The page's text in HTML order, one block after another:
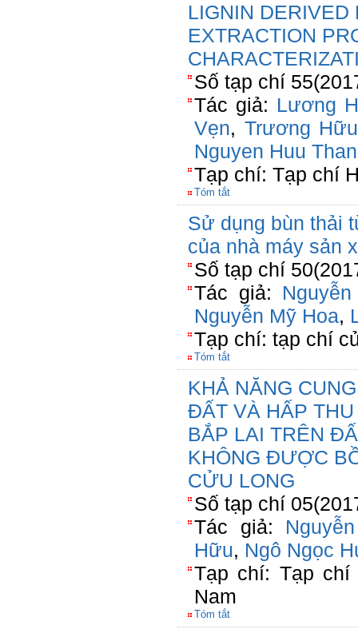
LIGNIN DERIVED
EXTRACTION
Số tạp chí
Tác giả: Lương
Vẹn, Trương
Nguyen Huu
Tạp chí: Tạp chí
Tóm tắt
Sử dụng bùn thải
của nhà máy sản
Số tạp chí
Tác giả:
Nguyễn Mỹ Hoa,
Tạp chí: tạp chí
Tóm tắt
KHẢ NĂNG
ĐẤT VÀ HẤP
BẮP LAI TRÊN
KHÔNG ĐƯỢC
CỬU LONG
Số tạp chí
Tác giả:
Hữu, Ngô Ngọc
Tạp chí: Tạp chí
Nam
Tóm tắt